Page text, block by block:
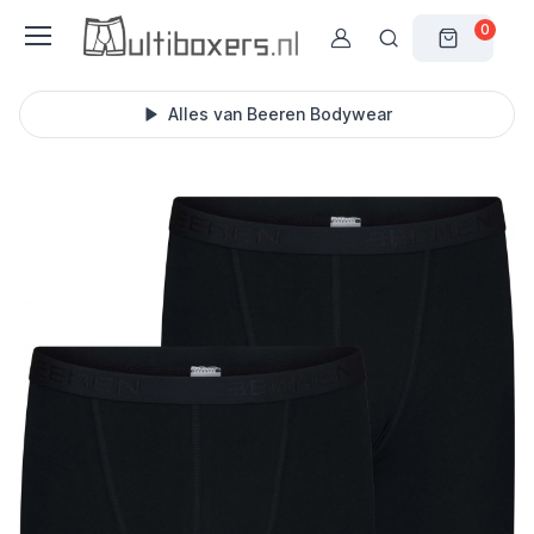
0
Alles van Beeren Bodywear